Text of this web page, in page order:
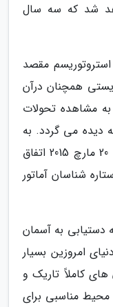
شد که سه سال
مقصد
همچنان درآن
به مشاهده تحولات
دیده می گردد. به
ویژه درجریان خورشید گرفتگی اخیر که 20 مارچ 2015 اتفاق
شناسان آماتور
دستیابی به آسمان
امروزین بسیار
کاملاً تاریک و
مناسبی برای